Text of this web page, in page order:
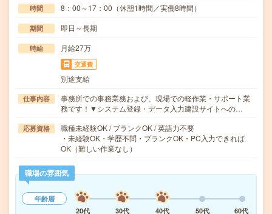
時間 8：00～17：00（休憩1時間／実働8時間）
期間 即日～長期
時給 月給27万
交通費
別途支給
仕事内容
事務所での事務業務および、現場での軽作業・サポート業
務です！▼システム登録・データ入力建設サイトへの…
応募資格
職種未経験OK / ブランクOK / 英語力不要
・未経験OK・学歴不問・ブランクOK・PC入力できれば
OK（難しい作業なし）
職場の雰囲気
年齢層
20代
30代 40代 50代
60代